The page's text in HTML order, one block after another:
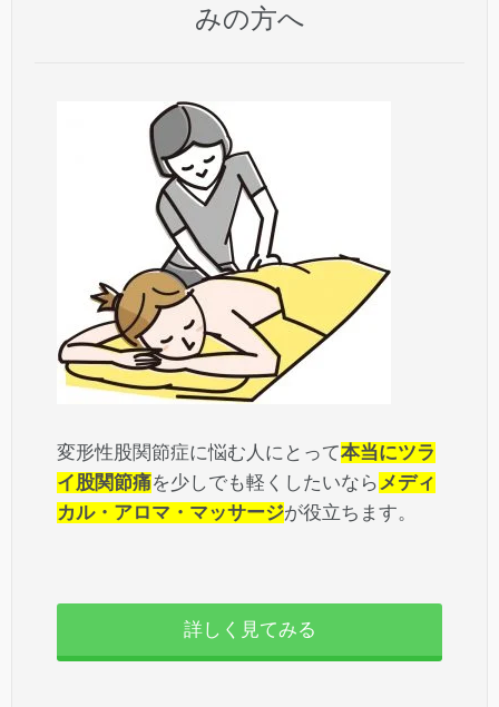
みの方へ
変形性股関節症に悩む人にとって本当にツラ
イ股関節痛を少しでも軽くしたいならメディ
カル・アロマ・マッサージが役立ちます。
詳しく見てみる